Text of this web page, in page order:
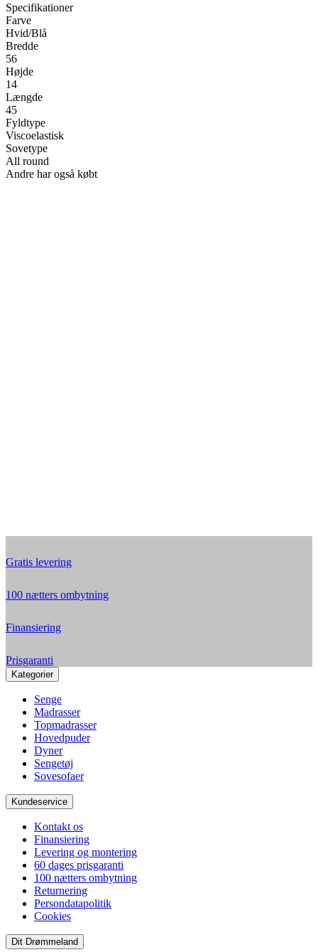
Specifikationer
Farve
Hvid/Blå
Bredde
56
Højde
14
Længde
45
Fyldtype
Viscoelastisk
Sovetype
All round
Andre har også købt
Gratis levering
100 nætters ombytning
Finansiering
Prisgaranti
Kategorier
Senge
Madrasser
Topmadrasser
Hovedpuder
Dyner
Sengetøj
Sovesofaer
Kundeservice
Kontakt os
Finansiering
Levering og montering
60 dages prisgaranti
100 nætters ombytning
Returnering
Persondatapolitik
Cookies
Dit Drømmeland